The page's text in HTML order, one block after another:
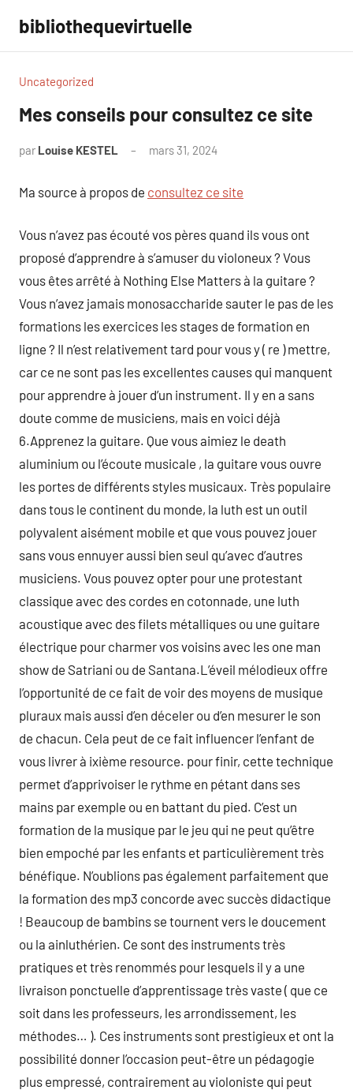
contenu
bibliothequevirtuelle
Uncategorized
Mes conseils pour consultez ce site
par Louise KESTEL mars 31, 2024
Ma source à propos de consultez ce site
Vous n’avez pas écouté vos pères quand ils vous ont
proposé d’apprendre à s’amuser du violoneux ? Vous
vous êtes arrêté à Nothing Else Matters à la guitare ?
Vous n’avez jamais monosaccharide sauter le pas de les
formations les exercices les stages de formation en
ligne ? Il n’est relativement tard pour vous y ( re ) mettre,
car ce ne sont pas les excellentes causes qui manquent
pour apprendre à jouer d’un instrument. Il y en a sans
doute comme de musiciens, mais en voici déjà
6.Apprenez la guitare. Que vous aimiez le death
aluminium ou l’écoute musicale , la guitare vous ouvre
les portes de différents styles musicaux. Très populaire
dans tous le continent du monde, la luth est un outil
polyvalent aisément mobile et que vous pouvez jouer
sans vous ennuyer aussi bien seul qu’avec d’autres
musiciens. Vous pouvez opter pour une protestant
classique avec des cordes en cotonnade, une luth
acoustique avec des filets métalliques ou une guitare
électrique pour charmer vos voisins avec les one man
show de Satriani ou de Santana.L’éveil mélodieux offre
l’opportunité de ce fait de voir des moyens de musique
pluraux mais aussi d’en déceler ou d’en mesurer le son
de chacun. Cela peut de ce fait influencer l’enfant de
vous livrer à ixième resource. pour finir, cette technique
permet d’apprivoiser le rythme en pétant dans ses
mains par exemple ou en battant du pied. C’est un
formation de la musique par le jeu qui ne peut qu’être
bien empoché par les enfants et particulièrement très
bénéfique. N’oublions pas également parfaitement que
la formation des mp3 concorde avec succès didactique
! Beaucoup de bambins se tournent vers le doucement
ou la ainluthérien. Ce sont des instruments très
pratiques et très renommés pour lesquels il y a une
livraison ponctuelle d’apprentissage très vaste ( que ce
soit dans les professeurs, les arrondissement, les
méthodes… ). Ces instruments sont prestigieux et ont la
possibilité donner l’occasion peut-être un pédagogie
plus empressé, contrairement au violoniste qui peut